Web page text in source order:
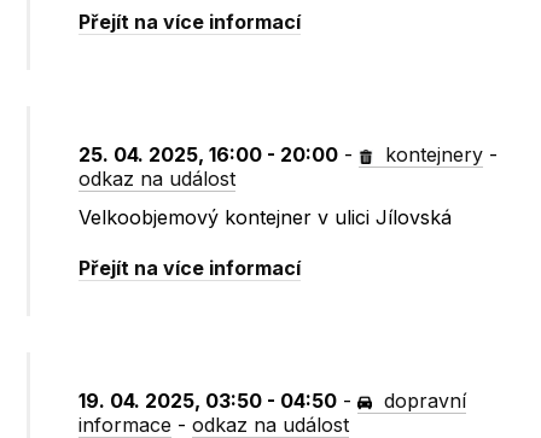
Přejít na více informací
25. 04. 2025, 16:00 - 20:00 - kontejnery -
odkaz na událost
Velkoobjemový kontejner v ulici Jílovská
Přejít na více informací
19. 04. 2025, 03:50 - 04:50 -
dopravní
informace -odkaz na událost